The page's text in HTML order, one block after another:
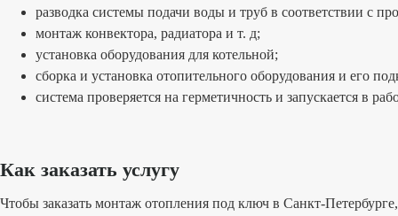
разводка системы подачи воды и труб в соответствии с
монтаж конвектора, радиатора и т. д;
установка оборудования для котельной;
сборка и установка отопительного оборудования и его
система проверяется на герметичность и запускается в
Как заказать услугу
Чтобы заказать монтаж отопления под ключ в Санкт-